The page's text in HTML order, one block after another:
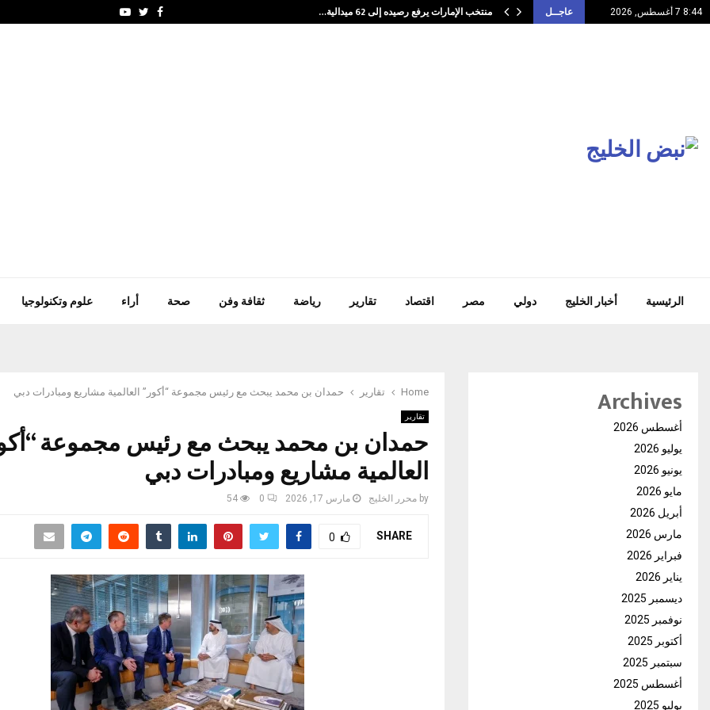
8:44 7 أغسطس, 2026 عاجــل منتخب الإمارات يرفع رصيده إلى 62 ميدالية… Facebook
Twitter
Youtube
الرئيسية أخبار الخليج دولي مصر اقتصاد تقارير رياضة ثقافة وفن صحة أراء علوم وتكنولوجيا
Home تقارير حمدان بن محمد يبحث مع رئيس مجموعة “أكور” العالمية مشاريع ومبادرات دبي
تقارير
حمدان بن محمد يبحث مع رئيس مجموعة
العالمية مشاريع ومبادرات دبي
by محرر الخليج مارس 17, 2026 0
54
SHARE
0
Archives
أغسطس 2026
يوليو 2026
يونيو 2026
مايو 2026
أبريل 2026
مارس 2026
فبراير 2026
يناير 2026
ديسمبر 2025
نوفمبر 2025
أكتوبر 2025
سبتمبر 2025
أغسطس 2025
يوليو 2025